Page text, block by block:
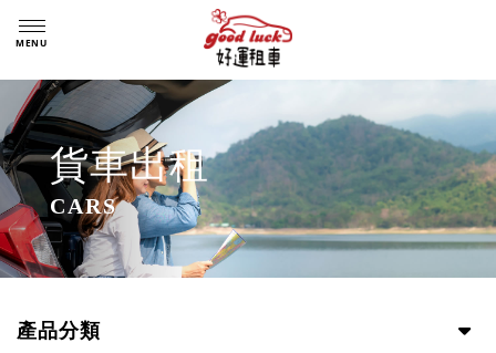
貨車出租
產品分類